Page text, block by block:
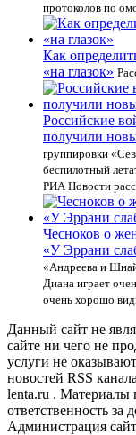
протоколов по
Как
«на глазок»
Российские
получили
группировки
беспилотный
РИА Новости
Чесноков о
«У Эррани
«Андреева и
Диана играет
очень хорошо
Данный сайт не
сайте ни чего не
услуги не
новостей RSS
lenta.ru . Материалы
ответственность за
Администрация